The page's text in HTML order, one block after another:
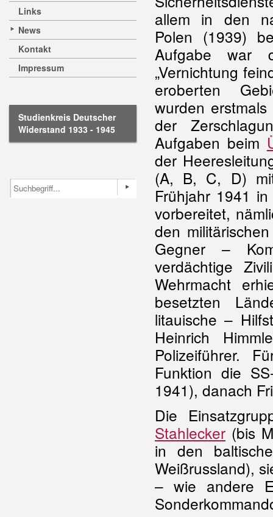
Links
News
Kontakt
Impressum
Studienkreis Deutscher
Widerstand 1933 - 1945
allem in den
Polen (1939)
Aufgabe war
„Vernichtung
eroberten
wurden
der
Aufgaben beim
der
(A, B, C, D)
Frühjahr 1941
vorbereitet,
den
Gegner –
verdächtige
Wehrmacht
besetzten
litauische –
Heinrich
Polizeiführer.
Funktion die
1941), danach
Die
Stahlecker (bis
in den
Weißrussland),
– wie andere